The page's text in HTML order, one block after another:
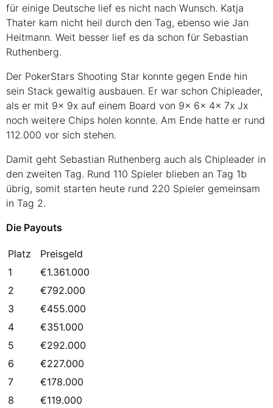
für einige Deutsche lief es nicht nach Wunsch. Katja
Thater kam nicht heil durch den Tag, ebenso wie Jan
Heitmann. Weit besser lief es da schon für Sebastian
Ruthenberg.
Der PokerStars Shooting Star konnte gegen Ende hin
sein Stack gewaltig ausbauen. Er war schon Chipleader,
als er mit 9x 9x auf einem Board von 9x 6x 4x 7x Jx
noch weitere Chips holen konnte. Am Ende hatte er rund
112.000 vor sich stehen.
Damit geht Sebastian Ruthenberg auch als Chipleader in
den zweiten Tag. Rund 110 Spieler blieben an Tag 1b
übrig, somit starten heute rund 220 Spieler gemeinsam
in Tag 2.
Die Payouts
Platz
Preisgeld
1
€1.361.000
2
€792.000
3
€455.000
4
€351.000
5
€292.000
6
€227.000
7
€178.000
8
€119.000